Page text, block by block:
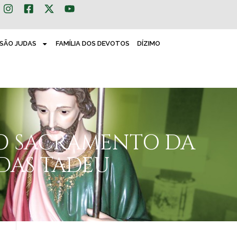
JUDAS FAMÍLIA DOS DEVOTOS DÍZIMO
SACRAMENTO DA
TADEU